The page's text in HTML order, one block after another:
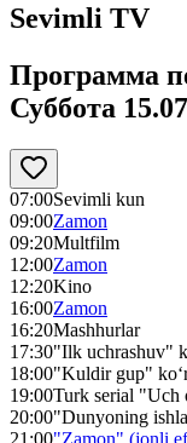
Sevimli TV
Программа
Суббота
07:00Sevimli kun
09:00Zamon
09:20Multfilm
12:00Zamon
12:20Kino
16:00Zamon
16:20Mashhurlar
17:30"Ilk uchrashuv"
18:00"Kuldir gup"
19:00Turk serial "Uch
20:00"Dunyoning
21:00"Zamon" (jonli